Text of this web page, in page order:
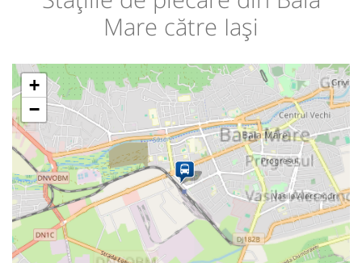
Mare către Iași
+
−